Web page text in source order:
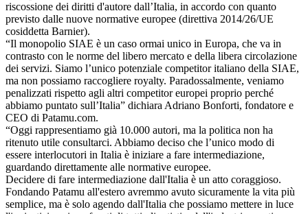
riscossione dei diritti d'autore dall’Italia, in accordo con quanto
previsto dalle nuove normative europee (direttiva 2014/26/UE
cosiddetta Barnier).
“Il monopolio SIAE è un caso ormai unico in Europa, che va in
contrasto con le norme del libero mercato e della libera circolazione
dei servizi. Siamo l’unico potenziale competitor italiano della SIAE,
ma non possiamo raccogliere royalty. Paradossalmente, veniamo
penalizzati rispetto agli altri competitor europei proprio perché
abbiamo puntato sull’Italia” dichiara Adriano Bonforti, fondatore e
CEO di Patamu.com.
“Oggi rappresentiamo già 10.000 autori, ma la politica non ha
ritenuto utile consultarci. Abbiamo deciso che l’unico modo di
essere interlocutori in Italia è iniziare a fare intermediazione,
guardando direttamente alle normative europee.
Decidere di fare intermediazione dall'Italia è un atto coraggioso.
Fondando Patamu all'estero avremmo avuto sicuramente la vita più
semplice, ma è solo agendo dall'Italia che possiamo mettere in luce